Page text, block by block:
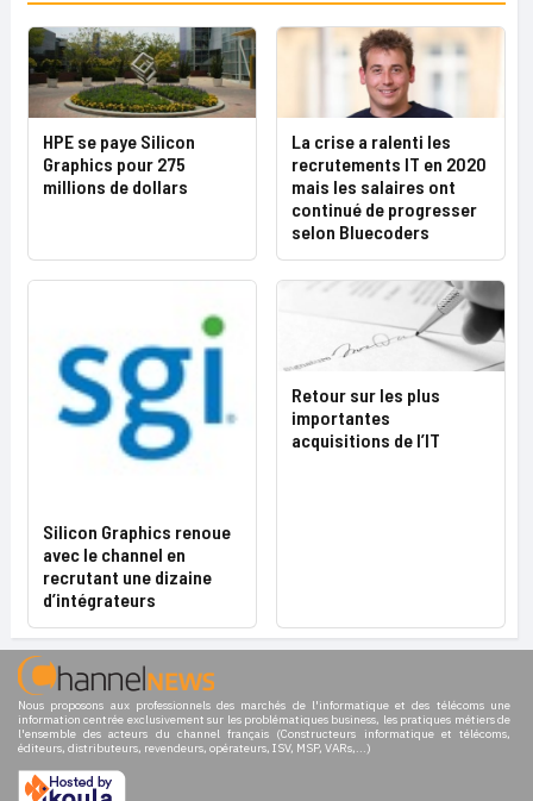
HPE se paye Silicon
Graphics pour 275
millions de dollars
La crise a ralenti les
recrutements IT en 2020
mais les salaires ont
continué de progresser
selon Bluecoders
Silicon Graphics renoue
avec le channel en
recrutant une dizaine
d’intégrateurs
Retour sur les plus
importantes
acquisitions de l’IT
Nous proposons aux professionnels des marchés de l'informatique et des télécoms une
information centrée exclusivement sur les problématiques business, les pratiques métiers de
l'ensemble des acteurs du channel français (Constructeurs informatique et télécoms,
éditeurs, distributeurs, revendeurs, opérateurs, ISV, MSP, VARs,...)